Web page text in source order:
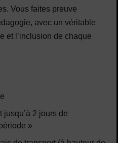
Vous faites preuve
avec un véritable
et l’inclusion de chaque
jusqu’à 2 jours de
»